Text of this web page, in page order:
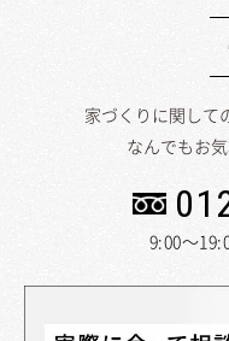
家づくりに関して
なんでもお
9:00～